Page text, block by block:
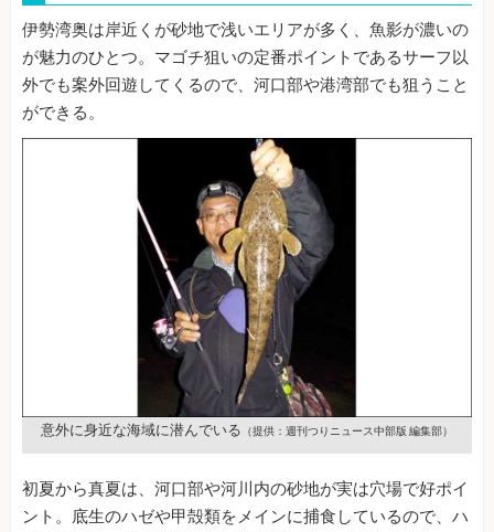
伊勢湾奥は岸近くが砂地で浅いエリアが多く、魚影が濃いの
が魅力のひとつ。マゴチ狙いの定番ポイントであるサーフ以
外でも案外回遊してくるので、河口部や港湾部でも狙うこと
ができる。
意外に身近な海域に潜んでいる （提供：週刊つりニュース中部版 編集部）
初夏から真夏は、河口部や河川内の砂地が実は穴場で好ポイ
ント。底生のハゼや甲殻類をメインに捕食しているので、ハ